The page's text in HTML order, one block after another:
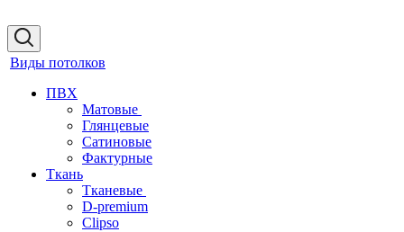
Виды потолков
ПВХ
Матовые
Глянцевые
Сатиновые
Фактурные
Ткань
Тканевые
D-premium
Clipso